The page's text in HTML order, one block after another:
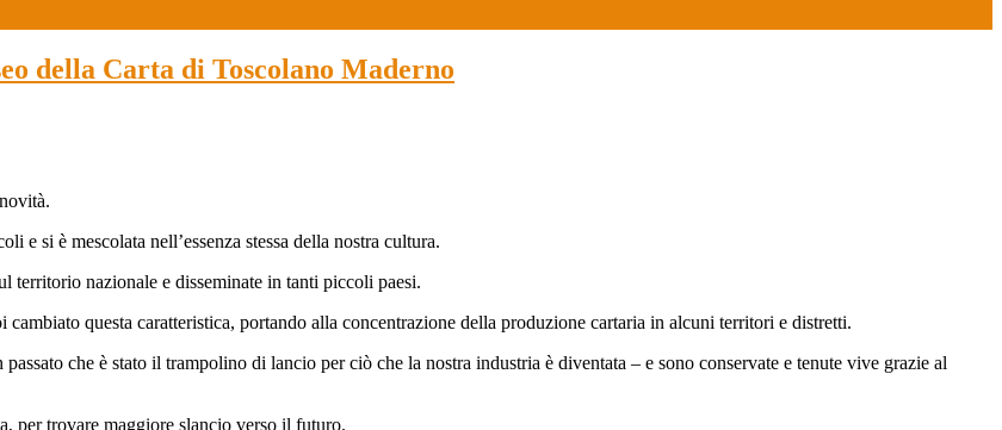
della Carta di Toscolano Maderno
e si è mescolata nell’essenza stessa della nostra cultura.
territorio nazionale e disseminate in tanti piccoli paesi.
questa caratteristica, portando alla concentrazione della produzione cartaria in alcuni territori e distretti.
che è stato il trampolino di lancio per ciò che la nostra industria è diventata – e sono conservate e tenute vive grazie al
per trovare maggiore slancio verso il futuro.